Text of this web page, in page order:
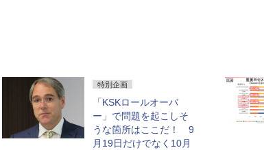
特別企画
「KSKロールオーバ
ー」で問題を起こしそ
うな箇所はここだ！ 9
月19日だけでなく10月